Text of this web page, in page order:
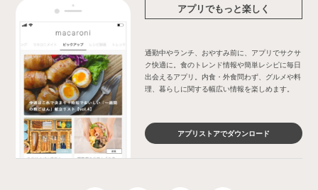
アプリでもっと楽しく
通勤中やランチ、おやすみ前に、アプリでサクサ
ク快適に。食のトレンド情報や簡単レシピに毎日
出会えるアプリ。内食・外食問わず、グルメや料
理、暮らしに関する幅広い情報を楽しめます。
アプリストアでダウンロード